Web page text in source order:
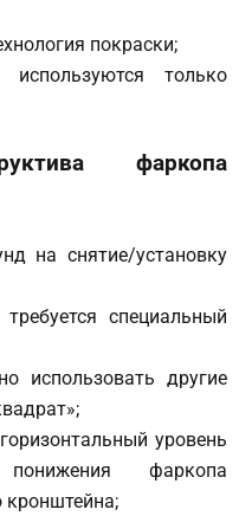
покраски;
только
фаркопа
на снятие/установку
специальный
использовать другие
уровень
фаркопа
кронштейна;